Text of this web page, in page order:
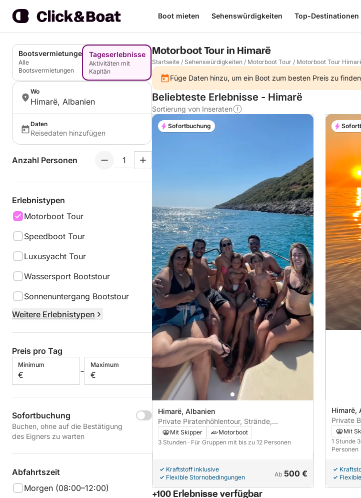
Boot mieten Sehenswürdigkeiten Top-Destinationen
Bootsvermietungen
Alle
Bootsvermietungen
Tageserlebnisse
Aktivitäten mit
Kapitän
Wo
Himarë, Albanien
Daten
Reisedaten hinzufügen
Anzahl Personen
Erlebnistypen
Motorboot Tour
Speedboot Tour
Luxusyacht Tour
Wassersport Bootstour
Sonnenuntergang Bootstour
Weitere Erlebnistypen
Preis pro Tag
Minimum
€ -
Maximum
€
Sofortbuchung
Buchen, ohne auf die Bestätigung
des Eigners zu warten
Abfahrtszeit
Morgen (08:00–12:00)
Motorboot Tour in Himarë
Startseite / Sehenswürdigkeiten / Motorboot Tour / Motorboot Tour
Füge Daten hinzu, um ein Boot zum besten Preis zu finden
Beliebteste Erlebnisse - Himarë
Sortierung von Inseraten
Himarë, Albanien
Private Piratenhöhlentour, Strände,
Schwimmen & Schnorcheln – 3-stündige
exklusive Tour
Mit Skipper
Motorboot
3 Stunden · Für Gruppen mit bis zu 12 Personen
Kraftstoff inklusive
Flexible Stornobedingungen
Ab 500 €
Sofortbuchung
Himarë,
Private
entlang
Mit
1 Stunde
Personen
+100 Erlebnisse verfügbar